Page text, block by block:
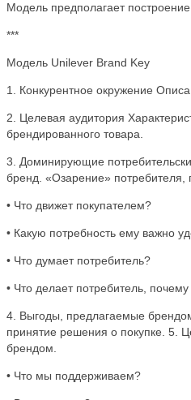
Модель предполагает
***
Модель Unilever Brand Key
1. Конкурентное окружение
2. Целевая аудитория
брендированного товара.
3. Доминирующие
бренд. «Озарение»
• Что движет покупателем?
• Какую потребность ему важно
• Что думает потребитель?
• Что делает потребитель,
4. Выгоды, предлагаемые
принятие решения о покупке. 5.
брендом.
• Что мы поддерживаем?